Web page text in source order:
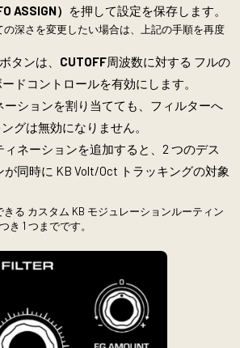
ASSIGN） を押して設定を保存します。
の深さを変更したい場合は、上記の手順を再度
ボタンは、 CUTOFF周波数に対する フルの
ドコントロールを有効にします。
ーションを割り当てても、フィルターへ
グは無効になりません。
ィネーションを追加すると、2 つのデス
が同時に KB Volt/Oct トラッキングの対象
きる カスタム KB モジュレーションルーティン
き 1 つまでです。